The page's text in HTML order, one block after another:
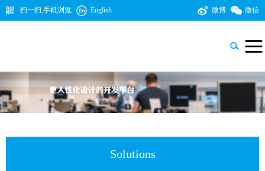
扫一扫,手机浏览 English 微博 微信

Solutions